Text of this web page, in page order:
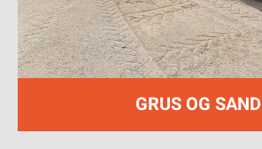
GRUS OG SAND